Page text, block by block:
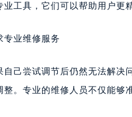
业工具，它们可以帮助用户更
专业维修服务
自己尝试调节后仍然无法解决
整。专业的维修人员不仅能够